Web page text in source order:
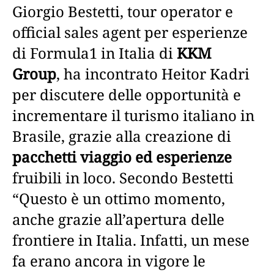
Giorgio Bestetti, tour operator e
official sales agent per esperienze
di Formula1 in Italia diKKM
Group, ha incontrato Heitor Kadri
per discutere delle opportunità e
incrementare il turismo italiano in
Brasile, grazie alla creazione di
pacchetti viaggio ed esperienze
fruibili in loco. Secondo Bestetti
“Questo è un ottimo momento,
anche grazie all’apertura delle
frontiere in Italia. Infatti, un mese
fa erano ancora in vigore le